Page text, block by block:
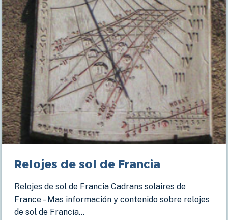
Relojes de sol de Francia
Relojes de sol de Francia Cadrans solaires de
France – Mas información y contenido sobre relojes
de sol de Francia…